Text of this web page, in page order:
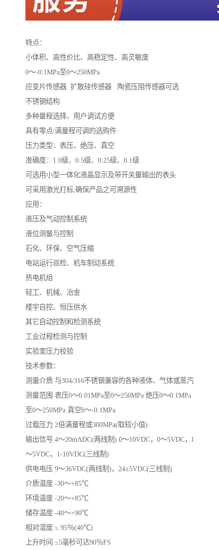
特点：
小体积、高性价比、高稳定性、高灵敏度
0～-0.1MPa至0～250MPa
应变片传感器 扩散硅传感器 陶瓷压阻传感器可选
不锈钢结构
多种量程选择、用户调试方便
具有零点/满量程可调的选购件
压力类型：表压、绝压、真空
准确度：1.0级、0.5级、0.25级、0.1级
可选用小型一体化液晶显示及带开关量输出的表头
可采用激光打标,确保产品之可溯源性
应用：
液压及气动控制系统
液位测量与控制
石化、环保、空气压缩
电站运行巡检、机车制动系统
热电机组
轻工、机械、冶金
楼宇自控、恒压供水
其它自动控制和检测系统
工业过程检测与控制
实验室压力校验
技术参数：
测量介质 与304/316不锈钢兼容的各种液体、气体或蒸汽
测量范围 表压0～0.01MPa至0～250MPa 绝压0～0.1MPa
至0～250MPa 真空0～-0.1MPa
过载压力 2倍满量程或300MPa(取较小值)
输出信号 4～20mADC(两线制) 0～10VDC，0～5VDC，l
～5VDC，1-10VDC(三线制)
供电电压 9～36VDC(两线制)，24±5VDC(三线制)
介质温度 -30～+85℃
环境温度 -20～+85℃
储存温度 -40～+90℃
相对湿度 ≤ 95％(40℃)
上升时间 ≤5毫秒可达90％FS